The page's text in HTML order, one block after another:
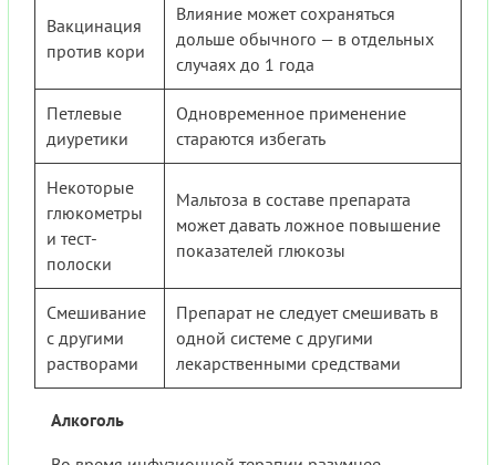
Вакцинация
против кори
Влияние может сохраняться
дольше обычного — в отдельных
случаях до 1 года
Петлевые
диуретики
Одновременное применение
стараются избегать
Некоторые
глюкометры
и тест-
полоски
Мальтоза в составе препарата
может давать ложное повышение
показателей глюкозы
Смешивание
с другими
растворами
Препарат не следует смешивать в
одной системе с другими
лекарственными средствами
Алкоголь